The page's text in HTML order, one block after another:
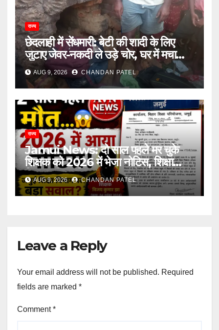
राज्य
छेदलाही में सेंधमारी: बेटी की शादी के लिए
जुटाए जेवर-नकदी ले उड़े चोर, घर में मचा
कोहराम
AUG 9, 2026 CHANDAN PATEL
राज्य
Jamui News: दो साल पहले मर चुके
शिक्षक को 2026 में भेजा नोटिस, शिक्षा
विभाग की कार्यप्रणाली पर गंभीर सवाल
AUG 9, 2026 CHANDAN PATEL
Leave a Reply
Your email address will not be published. Required
fields are marked *
Comment*